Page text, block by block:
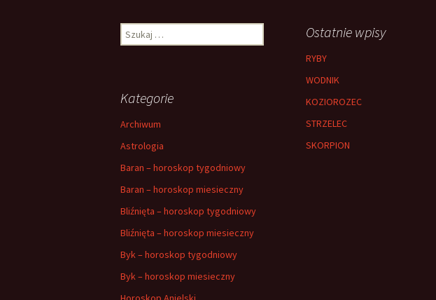
Szukaj: Ostatnie wpisy
RYBY
WODNIK
KOZIOROZEC
STRZELEC
SKORPION
Kategorie
Archiwum
Astrologia
Baran – horoskop tygodniowy
Baran – horoskop miesieczny
Bliźnięta – horoskop tygodniowy
Bliźnięta – horoskop miesieczny
Byk – horoskop tygodniowy
Byk – horoskop miesieczny